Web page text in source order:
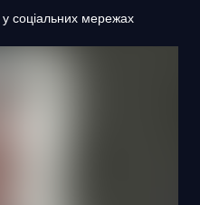
соціальних мережах